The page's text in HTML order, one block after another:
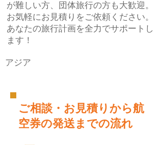
が難しい方、団体旅行の方も大歓迎。
お気軽にお見積りをご依頼ください。
あなたの旅行計画を全力でサポートし
ます！
アジア
ご相談・お見積りから航
空券の発送までの流れ